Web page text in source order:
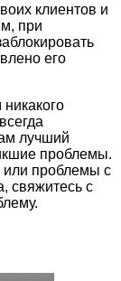
клиентов и
при
его
лучший
проблемы.
или проблемы с
свяжитесь с